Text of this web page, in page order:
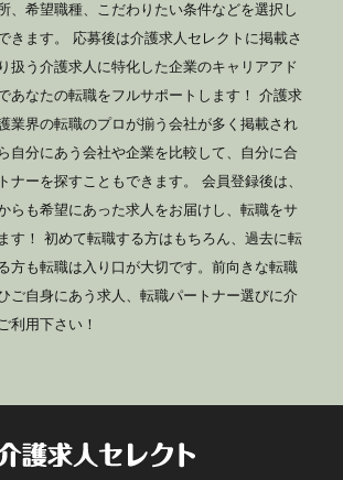
、希望職種、こだわりたい条件などを選択し
きます。 応募後は介護求人セレクトに掲載さ
扱う介護求人に特化した企業のキャリアアド
あなたの転職をフルサポートします！ 介護求
業界の転職のプロが揃う会社が多く掲載され
自分にあう会社や企業を比較して、自分に合
ナーを探すこともできます。 会員登録後は、
らも希望にあった求人をお届けし、転職をサ
す！ 初めて転職する方はもちろん、過去に転
方も転職は入り口が大切です。前向きな転職
ご自身にあう求人、転職パートナー選びに介
利用下さい！